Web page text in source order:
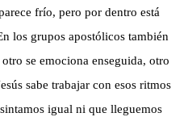
frío, pero por dentro está
los grupos apostólicos también
se emociona enseguida, otro
sabe trabajar con esos ritmos
igual ni que lleguemos